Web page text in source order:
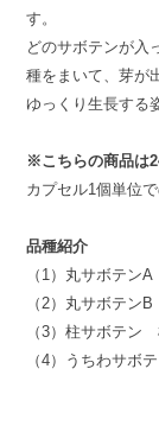
す。
どのサボテンが入
種をまいて、芽が
ゆっくり生長する
※こちらの商品は
カプセル1個単位
品種紹介
（1）丸サボテン
（2）丸サボテン
（3）柱サボテン
（4）うちわサボ